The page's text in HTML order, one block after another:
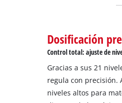
Dosificación
Control total: ajuste de
Gracias a sus 21
regula con precisión.
niveles altos para